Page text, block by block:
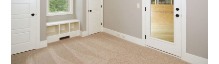
Perfecte
Basis
en
Strak
Schilderresultaat